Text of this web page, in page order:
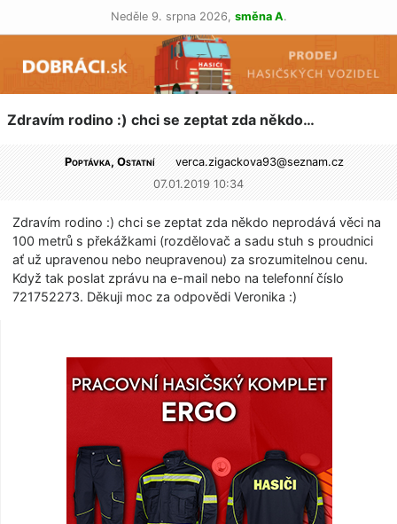
Neděle 9. srpna 2026, směna A.
Zdravím rodino :) chci se zeptat zda někdo…
Poptávka, Ostatní verca.zigackova93@seznam.cz
07.01.2019 10:34
Zdravím rodino :) chci se zeptat zda někdo neprodává věci na
100 metrů s překážkami (rozdělovač a sadu stuh s proudnici
ať už upravenou nebo neupravenou) za srozumitelnou cenu.
Když tak poslat zprávu na e-mail nebo na telefonní číslo
721752273. Děkuji moc za odpovědi Veronika :)